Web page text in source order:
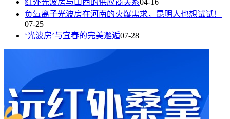
红外光波房与山西的供应商关系04-16
负氧离子光波房在河南的火爆需求，昆明人也想试试！
07-25
‘光波房’与宜春的完美邂逅07-28